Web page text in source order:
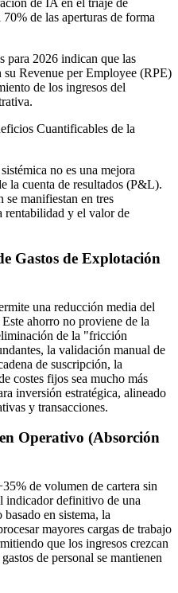
de IA en el triaje de
de las aperturas de forma
para 2026 indican que las
su Revenue per Employee (RPE)
de los ingresos del
Cuantificables de la
no es una mejora
la cuenta de resultados (P&L).
manifiestan en tres
rentabilidad y el valor de
Gastos de Explotación
una reducción media del
ahorro no proviene de la
de la "fricción
la validación manual de
de suscripción, la
costes fijos sea mucho más
inversión estratégica, alineado
y transacciones.
Operativo (Absorción
de volumen de cartera sin
indicador definitivo de una
en sistema, la
mayores cargas de trabajo
que los ingresos crezcan
de personal se mantienen